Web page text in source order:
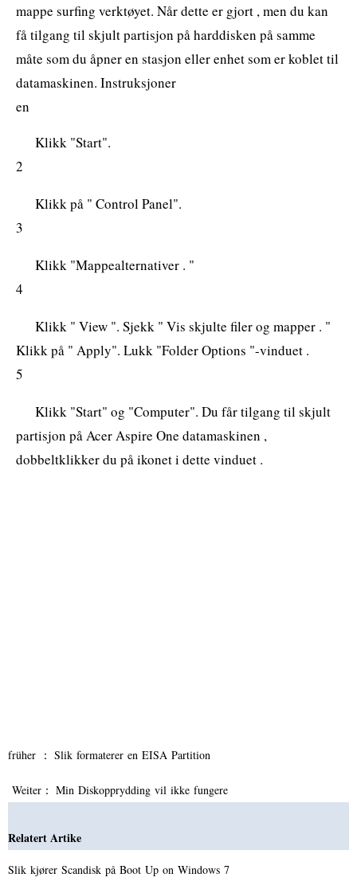
mappe surfing verktøyet. Når dette er gjort , men du kan
få tilgang til skjult partisjon på harddisken på samme
måte som du åpner en stasjon eller enhet som er koblet til
datamaskinen. Instruksjoner
en
Klikk "Start".
2
Klikk på " Control Panel".
3
Klikk "Mappealternativer . "
4
Klikk " View ". Sjekk " Vis skjulte filer og mapper . "
Klikk på " Apply". Lukk "Folder Options "-vinduet .
5
Klikk "Start" og "Computer". Du får tilgang til skjult
partisjon på Acer Aspire One datamaskinen ,
dobbeltklikker du på ikonet i dette vinduet .
früher ： Slik formaterer en EISA Partition
Weiter： Min Diskopprydding vil ikke fungere
Relatert Artike
Slik kjører Scandisk på Boot Up on Windows 7